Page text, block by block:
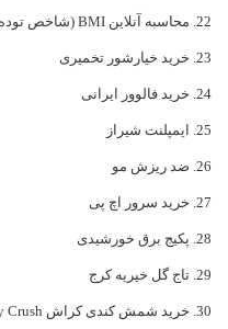
محاسبه آنلاین BMI (شاخص توده بدنی) رایگان
خرید خیارشور تخمیری
خرید فالوور ایرانی
ایمپلنت شیراز
ضد ریزش مو
خرید سرور اچ پی
پکیج برق خورشیدی
تاج گل خیریه کرج
خرید شمش کندی کراش Candy Crush